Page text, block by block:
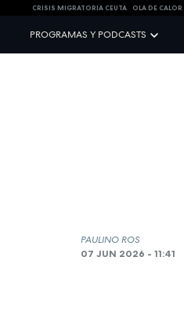
CRISIS MIGRATORIA CEUTA OLA DE CALOR
PROGRAMAS Y PODCASTS
PAULINO ROS
07 JUN 2026 - 11:41